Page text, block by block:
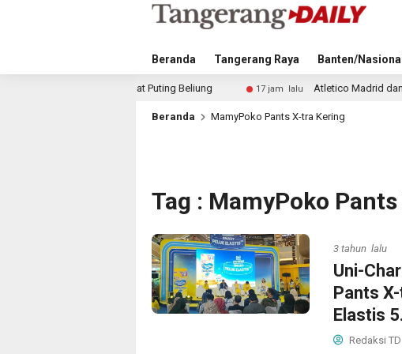
Beranda Tangerang Raya Banten/Nasional
17 jam lalu Atletico Madrid dan Arsenal Saingi Inter
Beranda MamyPoko Pants X-tra Kering
Tag : MamyPoko
3 tahun lalu
Uni-
Pants
Elastis
Redaksi TD